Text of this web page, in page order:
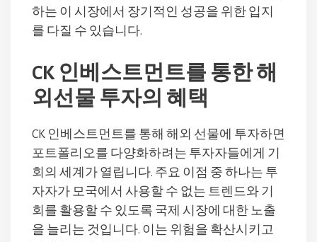
하는 이 시장에서 장기적인 성공을 위한 입지
를 다질 수 있습니다.
CK 인베스트먼트를 통한 해
외선물 투자의 혜택
CK 인베스트먼트를 통해 해외 선물에 투자하면
포트폴리오를 다양화하려는 투자자들에게 기
회의 세계가 열립니다. 주요 이점 중 하나는 투
자자가 모국에서 사용할 수 없는 트렌드와 기
회를 활용할 수 있도록 국제 시장에 대한 노출
을 늘리는 것입니다. 이는 위험을 확산시키고